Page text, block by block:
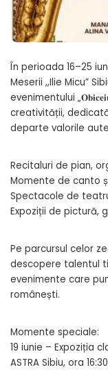
În perioada 16–25
Meserii ,,Ilie Micu”
evenimentului
creativității,
departe valorile
Recitaluri de pian,
Momente de canto
Spectacole de
Expoziții de pictură,
Pe parcursul celor
descopere talentul
evenimente care
românești.
Momente speciale:
19 iunie – Expoziția
ASTRA Sibiu, ora 16:30